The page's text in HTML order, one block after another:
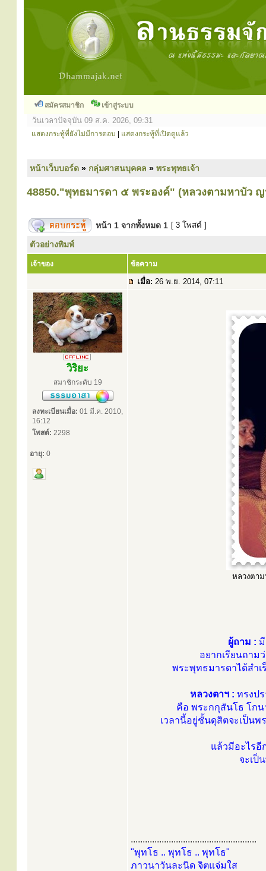
สมัครสมาชิก เข้าสู่ระบบ
วันเวลาปัจจุบัน 09 ส.ค. 2026, 09:31
แสดงกระทู้ที่ยังไม่มีการตอบ แสดงกระทู้ที่เปิดดูแล้ว
หน้าเว็บบอร์ด » กลุ่มศาสนบุคคล » พระพุทธเจ้า
48850."พุทธมารดา ๕ พระองค์" (หลวงตามหาบัว
หน้า 1 จากทั้งหมด 1 [ 3 โพสต์ ]
ตัวอย่างพิมพ์
เจ้าของ ข้อความ
เมื่อ: 26 พ.ย. 2014, 07:11
วิริยะ
สมาชิกระดับ 19
ลงทะเบียนเมื่อ: 01 มี.ค. 2010,
16:12
โพสต์: 2298
อายุ: 0
หลวงตา
ผู้ถาม :
อยากเรียนถาม
พระพุทธมารดาได้สำเ
หลวงตาฯ : ทรงป
คือ พระกกุสันโธ โก
เวลานี้อยู่ชั้นดุสิตจะเป็นพ
แล้วมีอะไรอี
จะเป็
.....................................................
"พุทโธ .. พุทโธ .. พุทโธ"
ภาวนาวันละนิด จิตแจ่มใส